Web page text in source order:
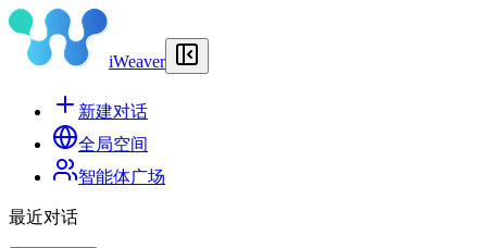
iWeaver
新建对话
全局空间
智能体广场
最近对话